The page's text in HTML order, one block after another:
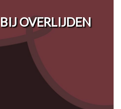
OVERLIJDEN